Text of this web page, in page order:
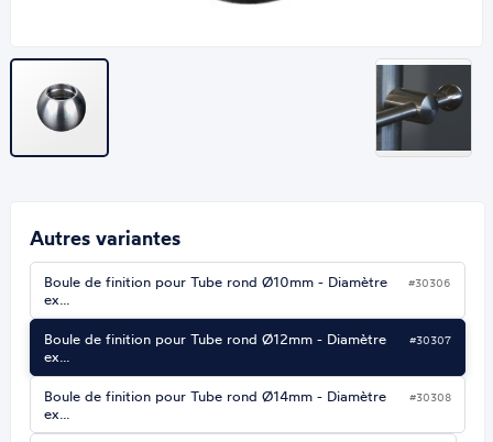
Autres variantes
Boule de finition pour Tube rond Ø10mm - Diamètre
ex…
#30306
Boule de finition pour Tube rond Ø12mm - Diamètre
ex…
#30307
Boule de finition pour Tube rond Ø14mm - Diamètre
ex…
#30308